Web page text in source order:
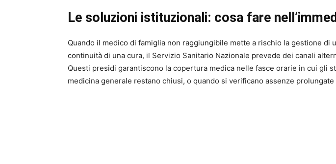
Le soluzioni istituzionali: cosa fare
Quando il medico di famiglia non raggiungibile mette a rischio la gestione di
continuità di una cura, il Servizio Sanitario Nazionale prevede dei canali
Questi presidi garantiscono la copertura medica nelle fasce orarie in cui gli
medicina generale restano chiusi, o quando si verificano assenze